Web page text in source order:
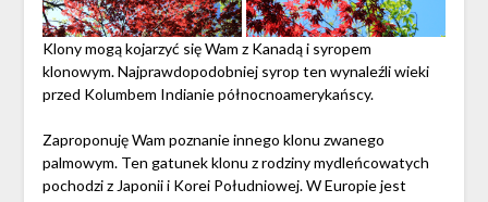
Klony mogą kojarzyć się Wam z Kanadą i syropem
klonowym. Najprawdopodobniej syrop ten wynaleźli wieki
przed Kolumbem Indianie północnoamerykańscy.
Zaproponuję Wam poznanie innego klonu zwanego
palmowym. Ten gatunek klonu z rodziny mydleńcowatych
pochodzi z Japonii i Korei Południowej. W Europie jest